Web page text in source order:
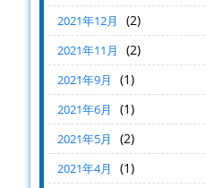
2021年12月 (2)
2021年11月 (2)
2021年9月 (1)
2021年6月 (1)
2021年5月 (2)
2021年4月 (1)